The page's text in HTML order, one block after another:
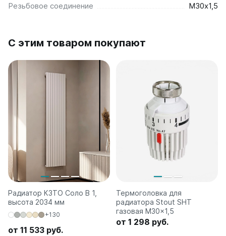
Quadrum Neo 50 V
Завалинки
Завалинка РС
Зеркало Г
Зеркало П
Зеркало С
Резьбовое соединение М30х1,5
С этим товаром покупают
Радиатор КЗТО Соло В 1,
высота 2034 мм
+130
от 11 533 руб.
Термоголовка для
радиатора Stout SHT
газовая M30x1,5
от 1 298 руб.